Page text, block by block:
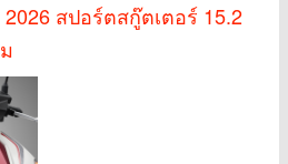
2026 สปอร์ตสกู๊ตเตอร์ 15.2